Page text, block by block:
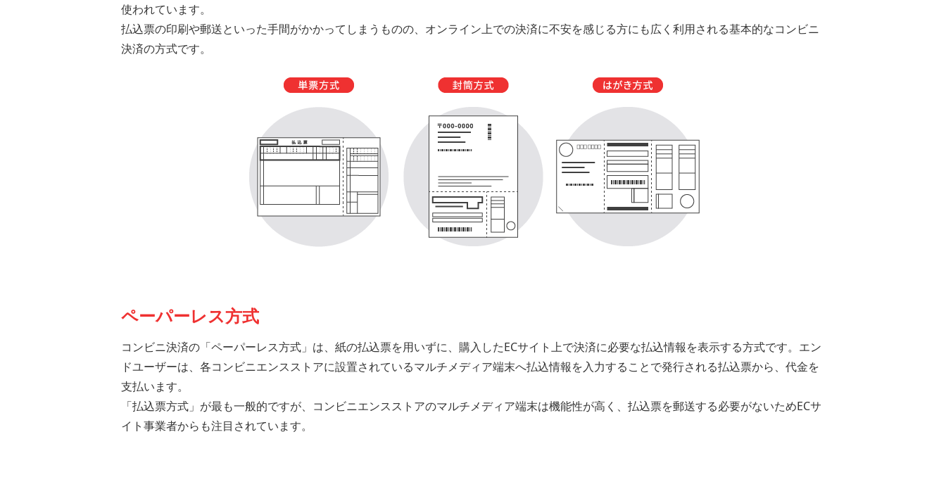
使われています。
払込票の印刷や郵送といった手間がかかってしまうものの、オンライン上での決済に不安を感じる方にも広く利用される基本的なコンビニ
決済の方式です。
ペーパーレス方式
コンビニ決済の「ペーパーレス方式」は、紙の払込票を用いずに、購入したECサイト上で決済に必要な払込情報を表示する方式です。エン
ドユーザーは、各コンビニエンスストアに設置されているマルチメディア端末へ払込情報を入力することで発行される払込票から、代金を
支払います。
「払込票方式」が最も一般的ですが、コンビニエンスストアのマルチメディア端末は機能性が高く、払込票を郵送する必要がないためECサ
イト事業者からも注目されています。